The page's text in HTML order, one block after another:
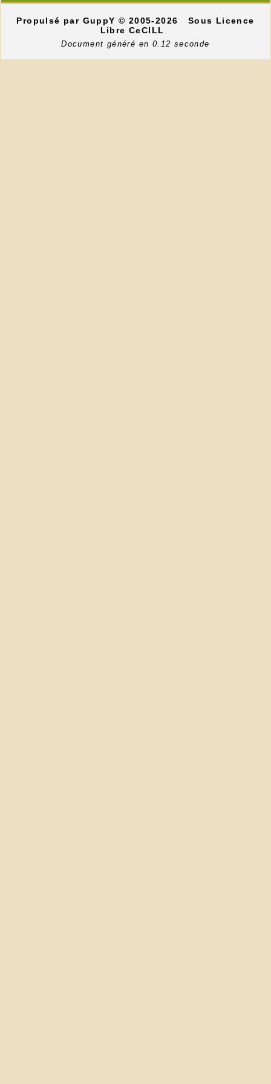
Propulsé par GuppY© 2005-2026
Sous Licence
Libre CeCILL
Document généré en 0.12 seconde